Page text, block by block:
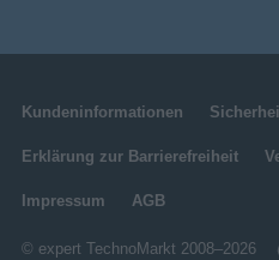
Kundeninformationen
Erklärung zur Barrierefreiheit
Impressum AGB
© expert TechnoMarkt 2008–2026